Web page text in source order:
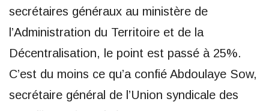
secrétaires généraux au ministère de
l’Administration du Territoire et de la
Décentralisation, le point est passé à 25%.
C’est du moins ce qu’a confié Abdoulaye Sow,
secrétaire général de l’Union syndicale des